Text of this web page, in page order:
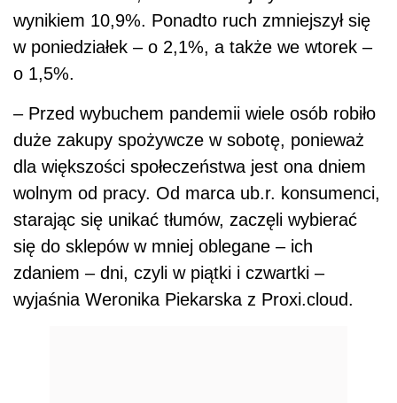
wynikiem 10,9%. Ponadto ruch zmniejszył się
w poniedziałek – o 2,1%, a także we wtorek –
o 1,5%.
– Przed wybuchem pandemii wiele osób robiło
duże zakupy spożywcze w sobotę, ponieważ
dla większości społeczeństwa jest ona dniem
wolnym od pracy. Od marca ub.r. konsumenci,
starając się unikać tłumów, zaczęli wybierać
się do sklepów w mniej oblegane – ich
zdaniem – dni, czyli w piątki i czwartki –
wyjaśnia Weronika Piekarska z Proxi.cloud.